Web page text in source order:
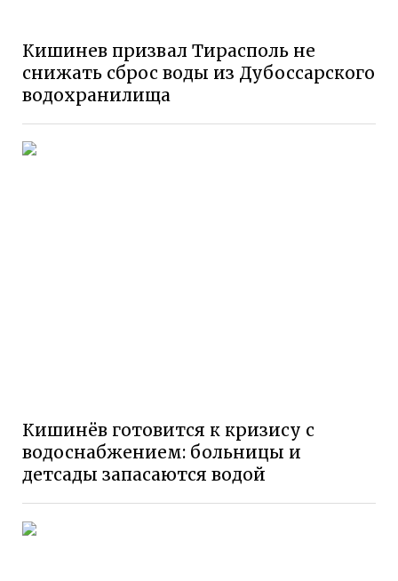
Кишинев призвал Тирасполь не
снижать сброс воды из Дубоссарского
водохранилища
Кишинёв готовится к кризису с
водоснабжением: больницы и
детсады запасаются водой